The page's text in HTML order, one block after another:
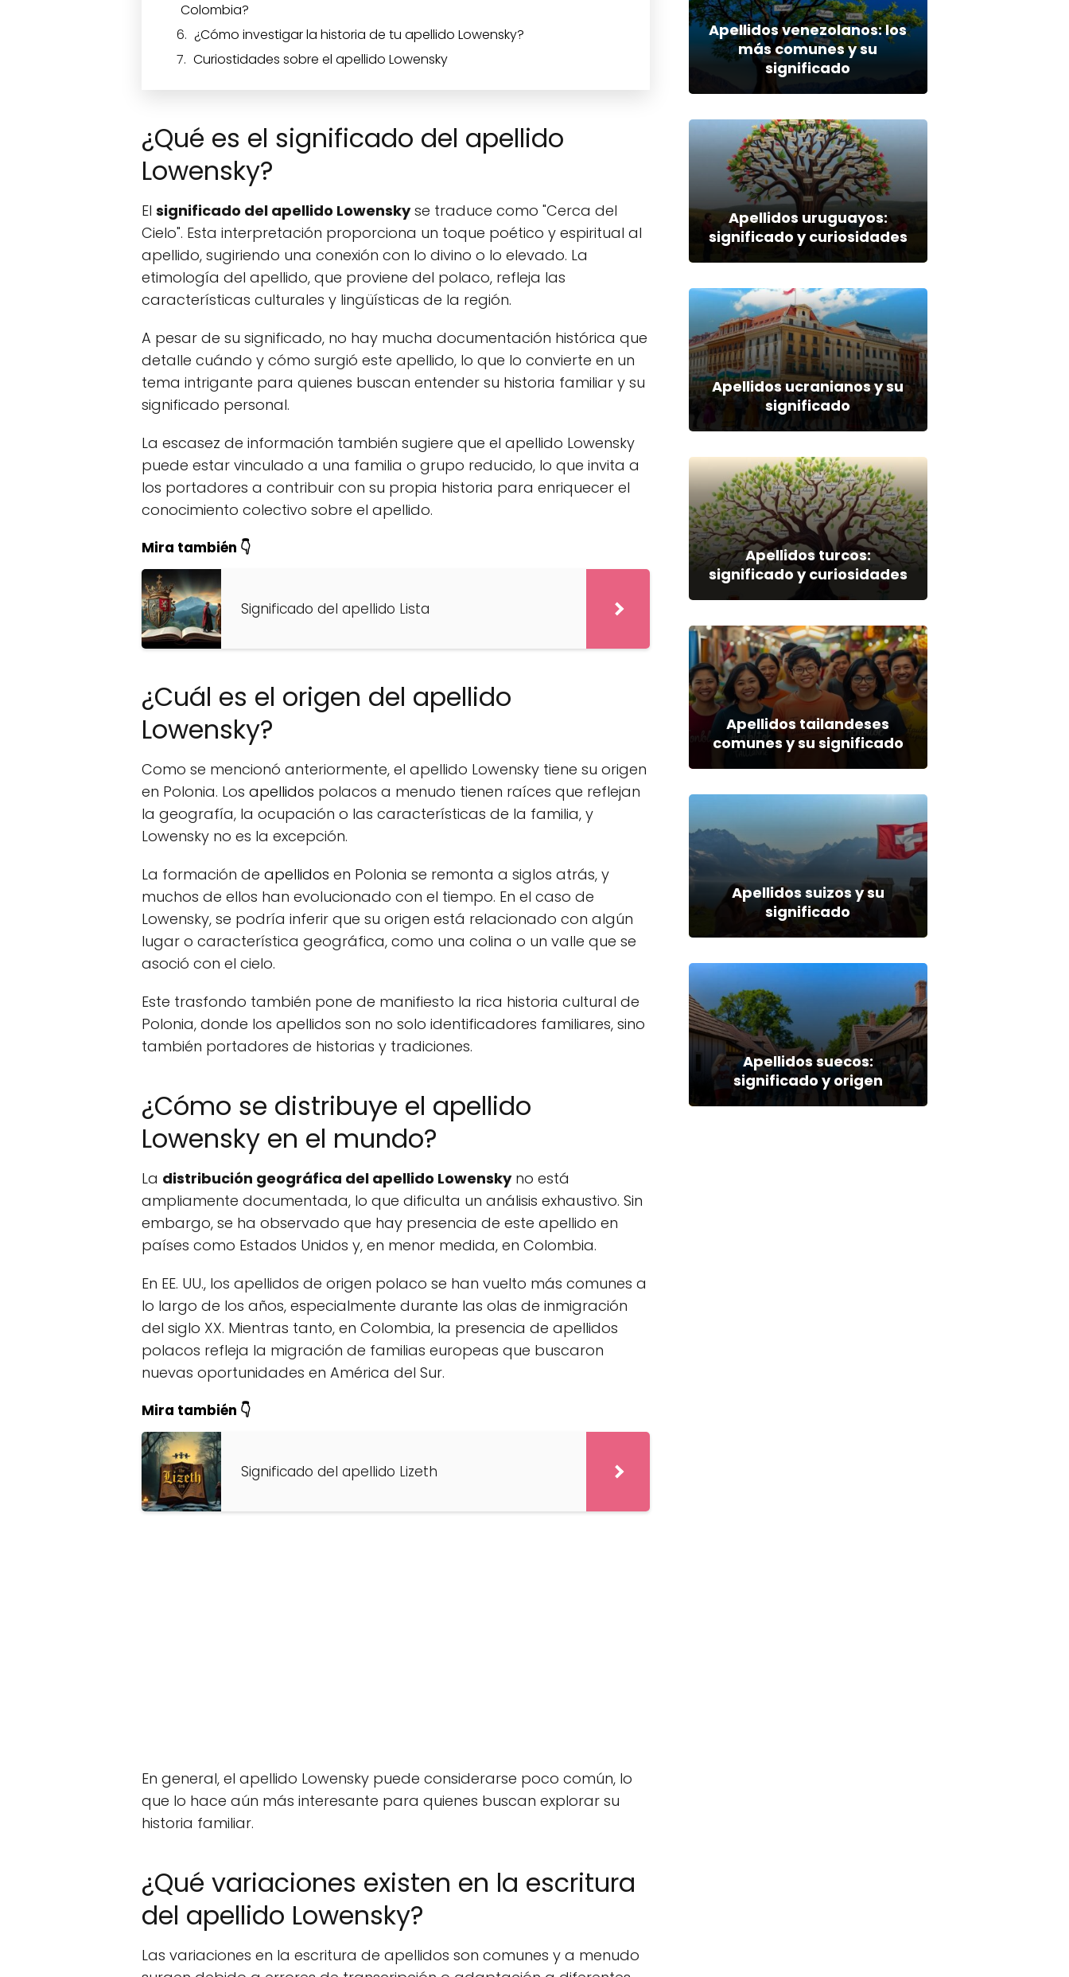
Colombia?
¿Cómo investigar la historia de tu apellido Lowensky?
Curiostidades sobre el apellido Lowensky
¿Qué es el significado del apellido
Lowensky?
El significado del apellido Lowenskyse traduce como "Cerca del
Cielo". Esta interpretación proporciona un toque poético y espiritual al
apellido, sugiriendo una conexión con lo divino o lo elevado. La
etimología del apellido, que proviene del polaco, refleja las
características culturales y lingüísticas de la región.
A pesar de su significado, no hay mucha documentación histórica que
detalle cuándo y cómo surgió este apellido, lo que lo convierte en un
tema intrigante para quienes buscan entender su historia familiar y su
significado personal.
La escasez de información también sugiere que el apellido Lowensky
puede estar vinculado a una familia o grupo reducido, lo que invita a
los portadores a contribuir con su propia historia para enriquecer el
conocimiento colectivo sobre el apellido.
Mira también 👇
Significado del apellido Lista
¿Cuál es el origen del apellido
Lowensky?
Como se mencionó anteriormente, el apellido Lowensky tiene su origen
en Polonia. Los apellidos polacos a menudo tienen raíces que reflejan
la geografía, la ocupación o las características de la familia, y
Lowensky no es la excepción.
La formación de apellidos en Polonia se remonta a siglos atrás, y
muchos de ellos han evolucionado con el tiempo. En el caso de
Lowensky, se podría inferir que su origen está relacionado con algún
lugar o característica geográfica, como una colina o un valle que se
asoció con el cielo.
Este trasfondo también pone de manifiesto la rica historia cultural de
Polonia, donde los apellidos son no solo identificadores familiares, sino
también portadores de historias y tradiciones.
¿Cómo se distribuye el apellido
Lowensky en el mundo?
La distribución geográfica del apellido Lowenskyno está
ampliamente documentada, lo que dificulta un análisis exhaustivo. Sin
embargo, se ha observado que hay presencia de este apellido en
países como Estados Unidos y, en menor medida, en Colombia.
En EE. UU., los apellidos de origen polaco se han vuelto más comunes a
lo largo de los años, especialmente durante las olas de inmigración
del siglo XX. Mientras tanto, en Colombia, la presencia de apellidos
polacos refleja la migración de familias europeas que buscaron
nuevas oportunidades en América del Sur.
Mira también 👇
Significado del apellido Lizeth
En general, el apellido Lowensky puede considerarse poco común, lo
que lo hace aún más interesante para quienes buscan explorar su
historia familiar.
¿Qué variaciones existen en la escritura
del apellido Lowensky?
Las variaciones en la escritura de apellidos son comunes y a menudo
Apellidos venezolanos: los
más comunes y su
significado
Apellidos uruguayos:
significado y curiosidades
Apellidos ucranianos y su
significado
Apellidos turcos:
significado y curiosidades
Apellidos tailandeses
comunes y su significado
Apellidos suizos y su
significado
Apellidos suecos:
significado y origen